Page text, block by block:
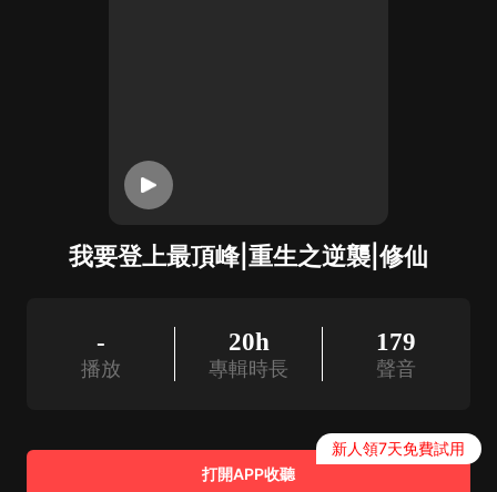
我要登上最頂峰|重生之逆襲|修仙
-
播放
20h
專輯時長
179
聲音
打開APP收聽
新人領7天免費試用